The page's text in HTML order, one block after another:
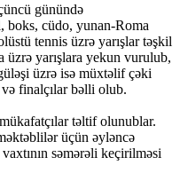
günündə
boks, cüdo, yunan-Roma
tennis üzrə yarışlar təşkil
üzrə yarışlara yekun vurulub,
üzrə isə müxtəlif çəki
finalçılar bəlli olub.
təltif olunublar.
üçün əyləncə
səmərəli keçirilməsi